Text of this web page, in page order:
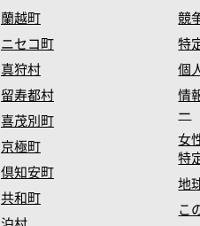
蘭越町
ニセコ町
真狩村
留寿都村
喜茂別町
京極町
倶知安町
共和町
競
特
個
情
ー
女
特
地
こ